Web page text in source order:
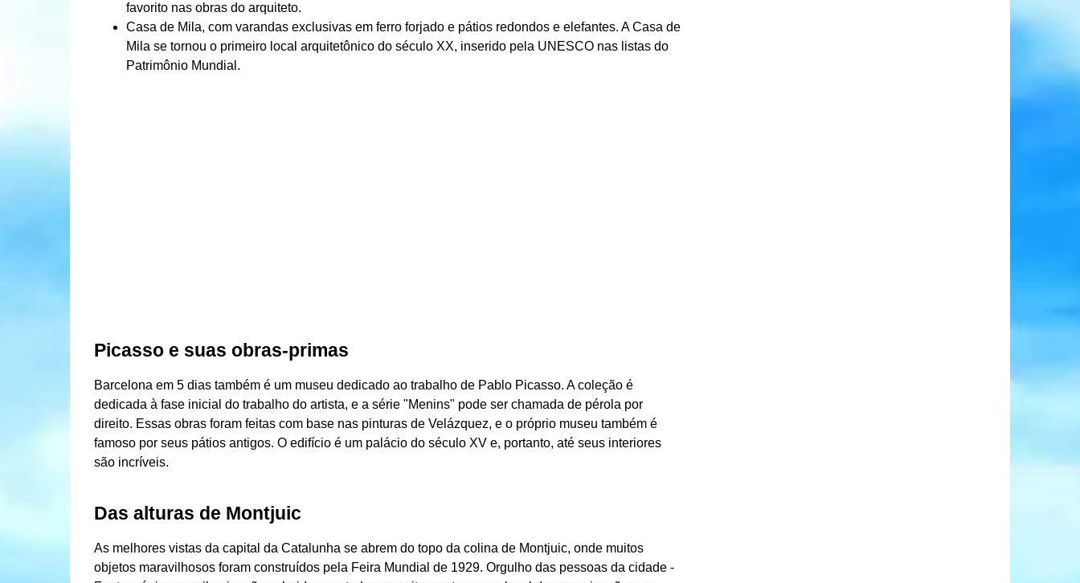
favorito nas obras do arquiteto.
Casa de Mila, com varandas exclusivas em ferro forjado e pátios redondos e elefantes. A Casa de
Mila se tornou o primeiro local arquitetônico do século XX, inserido pela UNESCO nas listas do
Patrimônio Mundial.
Picasso e suas obras-primas
Barcelona em 5 dias também é um museu dedicado ao trabalho de Pablo Picasso. A coleção é
dedicada à fase inicial do trabalho do artista, e a série "Menins" pode ser chamada de pérola por
direito. Essas obras foram feitas com base nas pinturas de Velázquez, e o próprio museu também é
famoso por seus pátios antigos. O edifício é um palácio do século XV e, portanto, até seus interiores
são incríveis.
Das alturas de Montjuic
As melhores vistas da capital da Catalunha se abrem do topo da colina de Montjuic, onde muitos
objetos maravilhosos foram construídos pela Feira Mundial de 1929. Orgulho das pessoas da cidade -